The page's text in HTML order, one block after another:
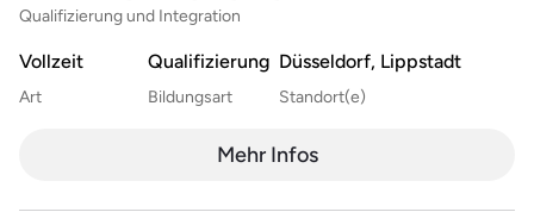
Qualifizierung und Integration
Vollzeit
Art
Qualifizierung
Bildungsart
Düsseldorf, Lippstadt
Standort(e)
Mehr Infos